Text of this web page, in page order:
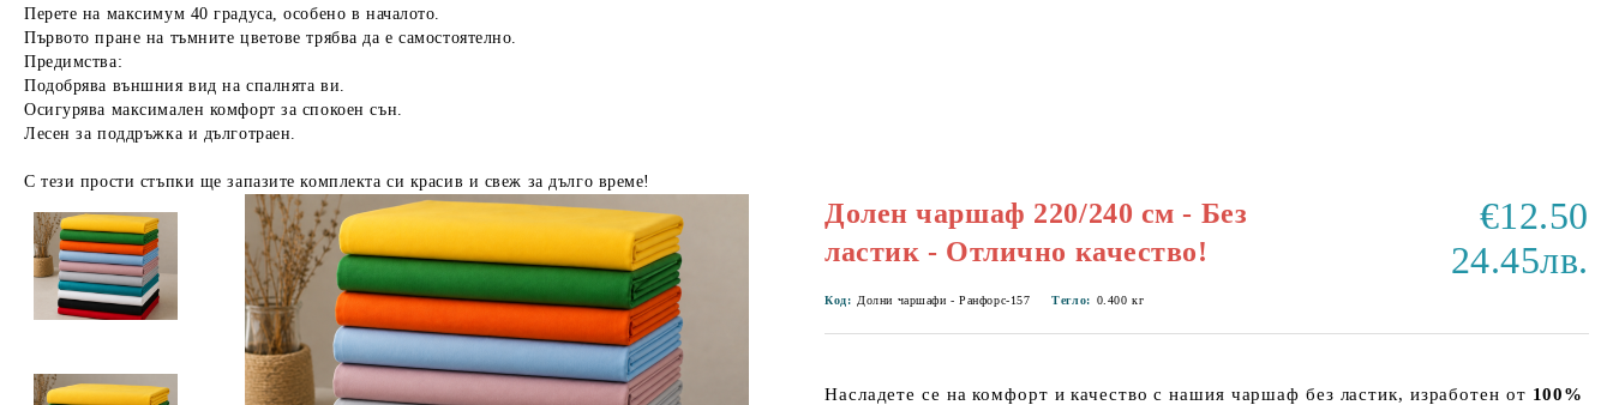
Перете на максимум 40 градуса, особено в началото.
Първото пране на тъмните цветове трябва да е самостоятелно.
Предимства:
Подобрява външния вид на спалнята ви.
Осигурява максимален комфорт за спокоен сън.
Лесен за поддръжка и дълготраен.
С тези прости стъпки ще запазите комплекта си красив и свеж за дълго време!
Долен чаршаф 220/240 см - Без
ластик - Отлично качество!
€12.50
24.45лв.
Код: Долни чаршафи - Ранфорс-157 Тегло: 0.400 кг
Насладете се на комфорт и качество с нашия чаршаф без ластик, изработен от 100%